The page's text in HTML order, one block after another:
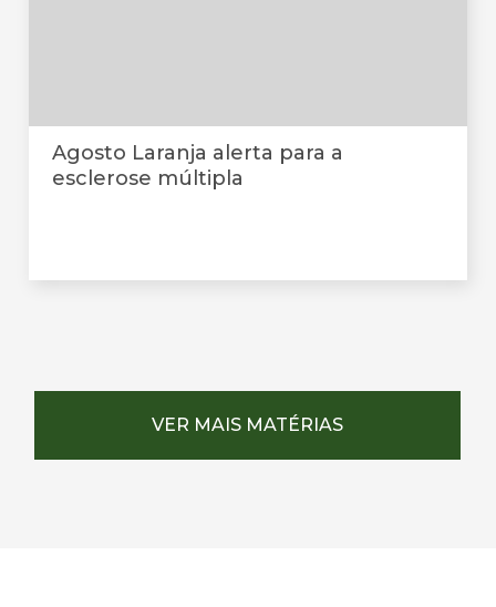
Agosto Laranja alerta para a
esclerose múltipla
VER MAIS MATÉRIAS